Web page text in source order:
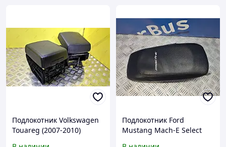
Подлокотник Volkswagen
Touareg (2007-2010)
Подлокотник Ford
Mustang Mach-E Select